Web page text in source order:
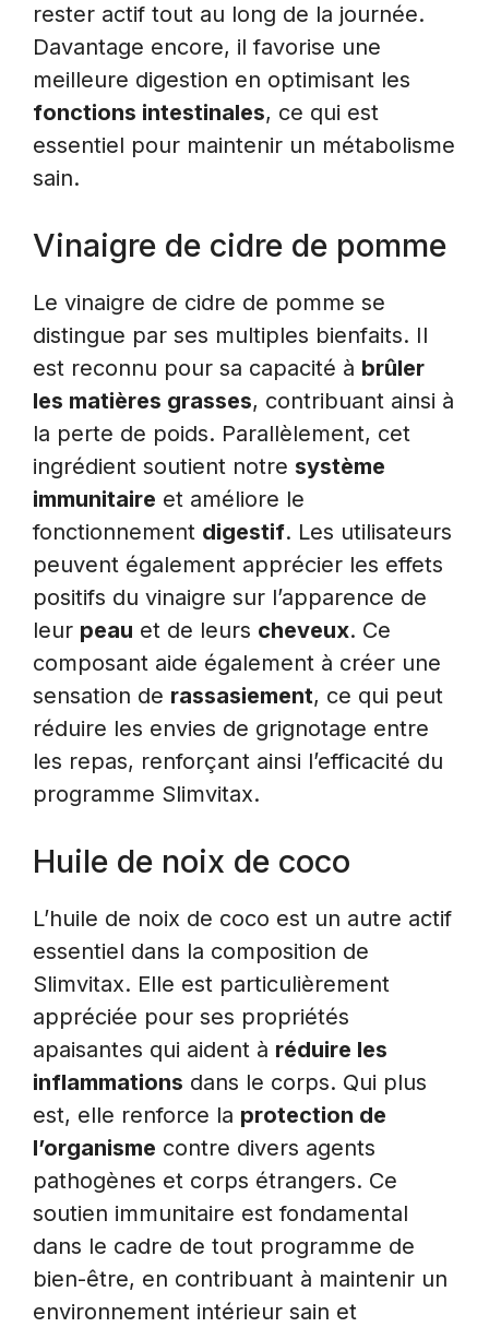
rester actif tout au long de la journée.
Davantage encore, il favorise une
meilleure digestion en optimisant les
fonctions intestinales, ce qui est
essentiel pour maintenir un métabolisme
sain.
Vinaigre de cidre de pomme
Le vinaigre de cidre de pomme se
distingue par ses multiples bienfaits. Il
est reconnu pour sa capacité à brûler
les matières grasses, contribuant ainsi à
la perte de poids. Parallèlement, cet
ingrédient soutient notre système
immunitaire et améliore le
fonctionnement digestif. Les utilisateurs
peuvent également apprécier les effets
positifs du vinaigre sur l’apparence de
leur peau et de leurs cheveux. Ce
composant aide également à créer une
sensation de rassasiement, ce qui peut
réduire les envies de grignotage entre
les repas, renforçant ainsi l’efficacité du
programme Slimvitax.
Huile de noix de coco
L’huile de noix de coco est un autre actif
essentiel dans la composition de
Slimvitax. Elle est particulièrement
appréciée pour ses propriétés
apaisantes qui aident à réduire les
inflammations dans le corps. Qui plus
est, elle renforce la protection de
l’organisme contre divers agents
pathogènes et corps étrangers. Ce
soutien immunitaire est fondamental
dans le cadre de tout programme de
bien-être, en contribuant à maintenir un
environnement intérieur sain et